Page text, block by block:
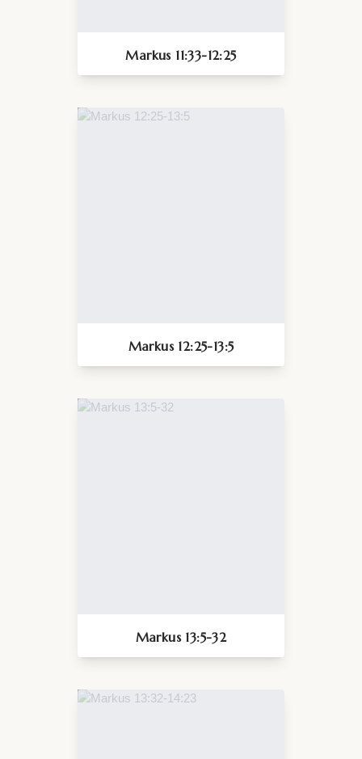
Markus 11:33-12:25
Markus 12:25-13:5
Markus 13:5-32